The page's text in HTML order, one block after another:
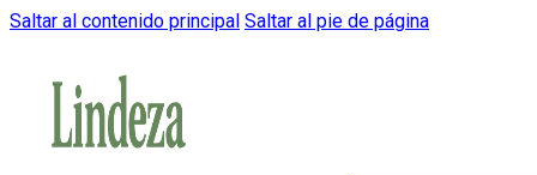
Saltar al contenido principal Saltar al pie de página